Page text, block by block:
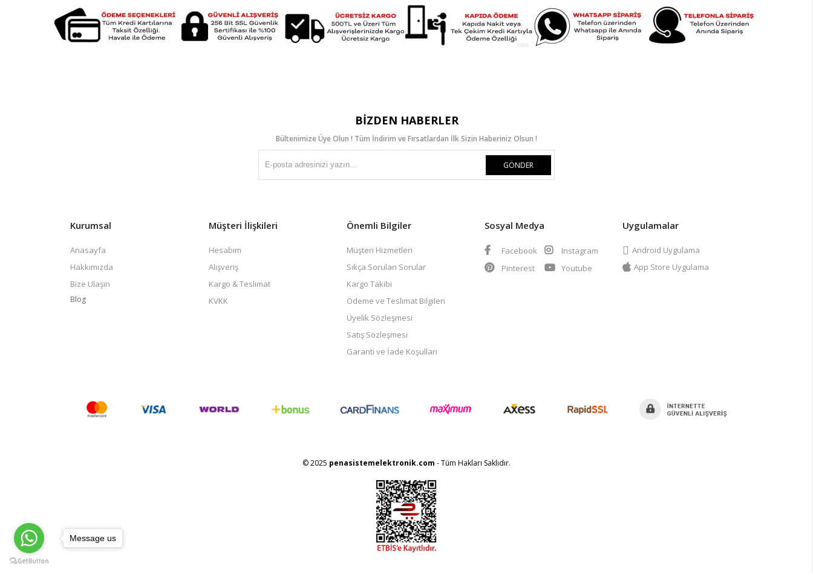
BIZDEN HABERLER
Bültenimize Üye Olun ! Tüm İndirim ve Fırsatlardan İlk Sizin Haberiniz Olsun !
GÖNDER
Kurumsal
Anasayfa
Hakkımızda
Bize Ulaşın
Blog
Müşteri İlişkileri
Hesabım
Alışveriş
Kargo & Teslimat
KVKK
Önemli Bilgiler
Müşteri Hizmetleri
Sıkça Sorulan Sorular
Kargo Takibi
Ödeme ve Teslimat Bilgileri
Üyelik Sözleşmesi
Satış Sözleşmesi
Garanti ve İade Koşulları
Sosyal Medya
Facebook
Instagram
Pinterest
Youtube
Uygulamalar
Android Uygulama
App Store Uygulama
© 2025 penasistemelektronik.com - Tüm Hakları Saklıdır.
Message us